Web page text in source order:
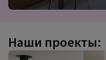
Наши проекты:
Блог